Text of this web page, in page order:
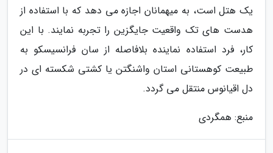
یک هتل است، به میهمانان اجازه می دهد که با استفاده از
هدست های تک واقعیت جایگزین را تجربه نمایند. با این
کار، فرد استفاده نماینده بلافاصله از سان فرانسیسکو به
طبیعت کوهستانی استان واشنگتن یا کشتی شکسته ای در
دل اقیانوس منتقل می گردد.
منبع: همگردی